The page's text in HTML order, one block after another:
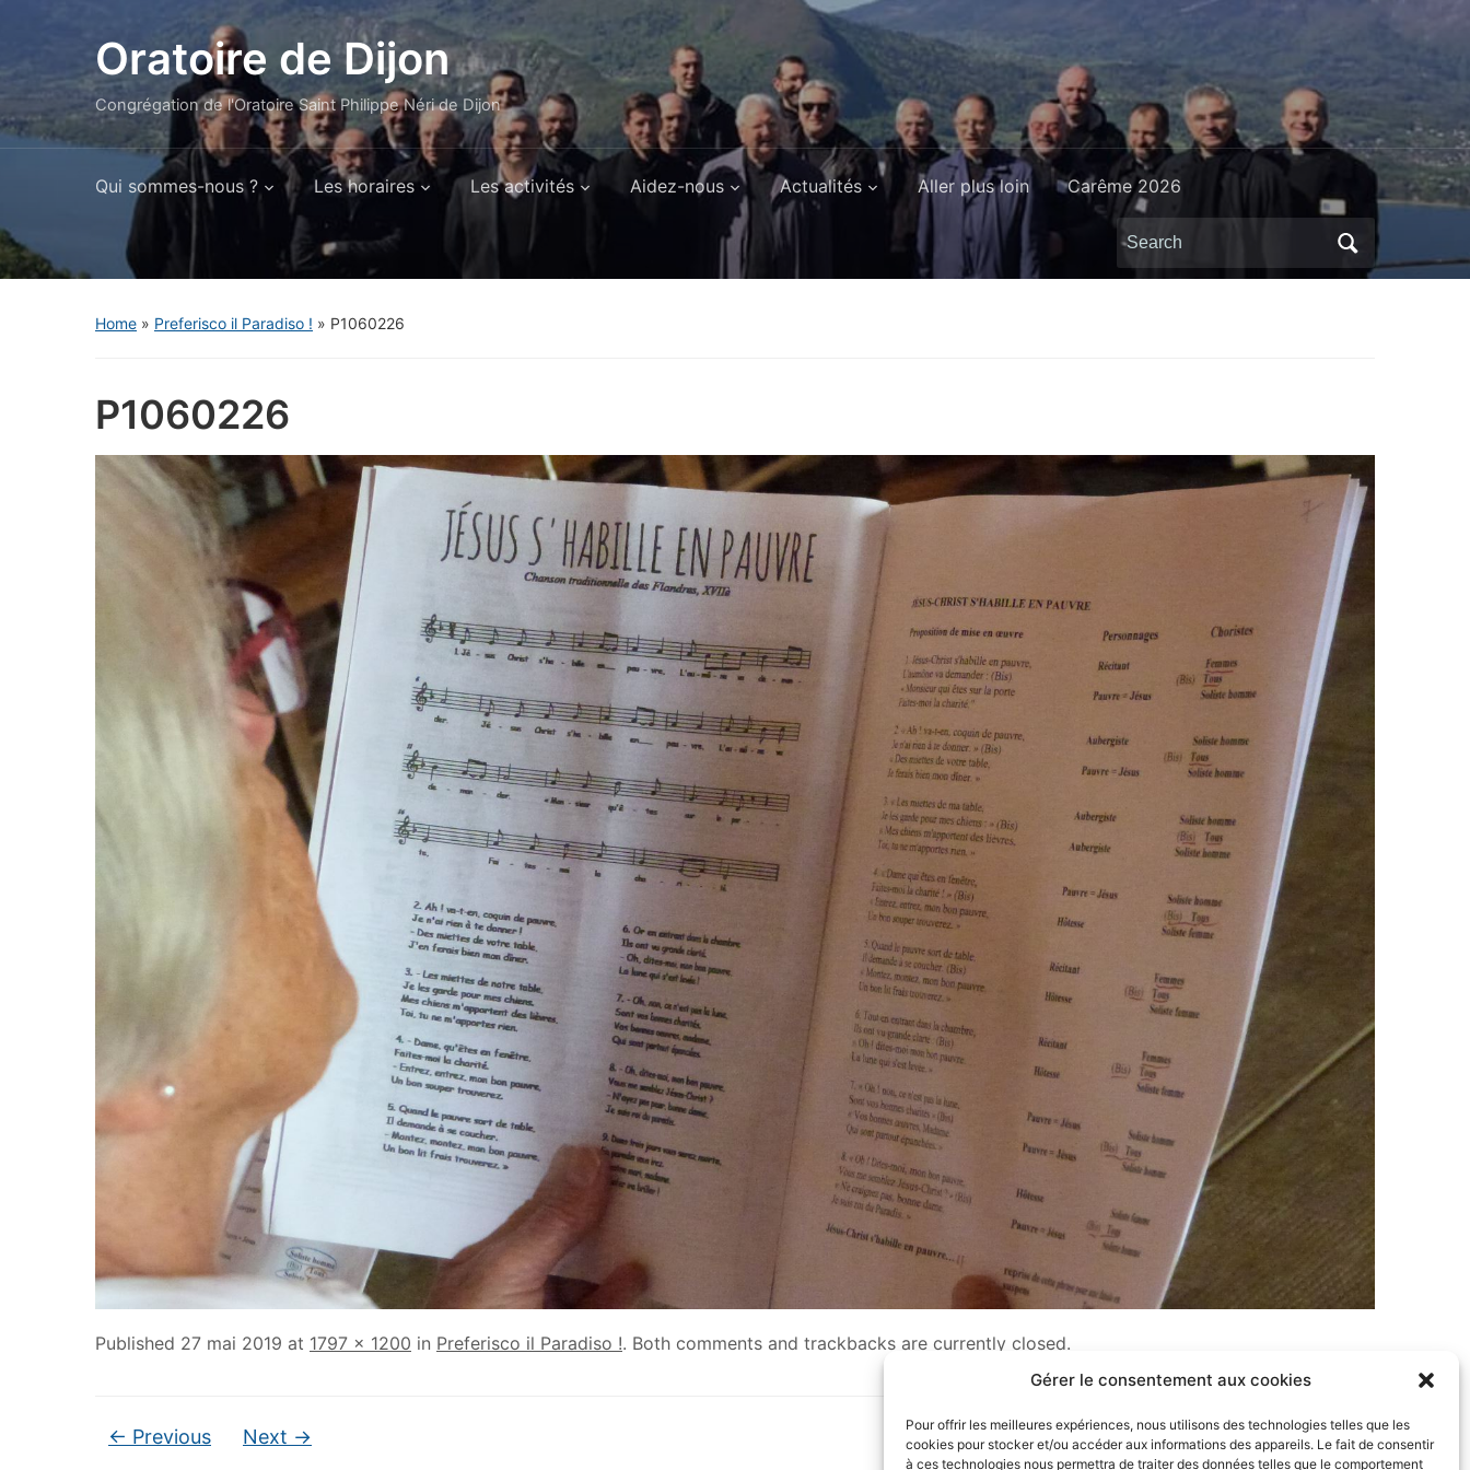
Gérer le consentement aux cookies
Pour offrir les meilleures expériences, nous utilisons des technologies telles que les
cookies pour stocker et/ou accéder aux informations des appareils. Le fait de consentir
à ces technologies nous permettra de traiter des données telles que le comportement
Oratoire de Dijon
Congrégation de l'Oratoire Saint Philippe Néri de Dijon
Qui sommes-nous ? Les horaires Les activités Aidez-nous Actualités Aller plus loin Carême 2026
Search
for:
Home » Preferisco il Paradiso ! » P1060226
P1060226
Published 27 mai 2019 at 1797 × 1200 in Preferisco il Paradiso !. Both comments and trackbacks are currently closed.
← Previous Next →